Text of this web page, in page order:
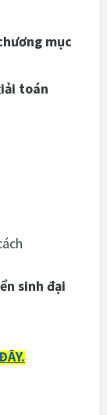
mục
toán
sinh đại